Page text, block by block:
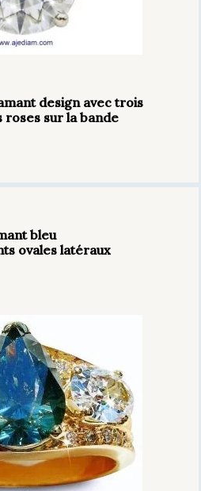
design avec trois
roses sur la bande
bleu
ovales latéraux